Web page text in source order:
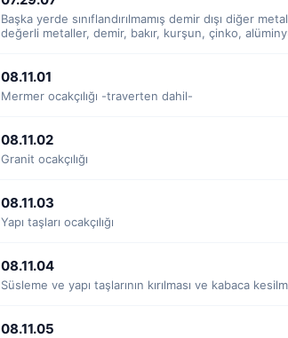
Başka yerde sınıflandırılmamış demir dışı diğer
değerli metaller, demir, bakır, kurşun, çinko,
08.11.01
Mermer ocakçılığı -traverten dahil-
08.11.02
Granit ocakçılığı
08.11.03
Yapı taşları ocakçılığı
08.11.04
Süsleme ve yapı taşlarının kırılması ve kabaca
08.11.05